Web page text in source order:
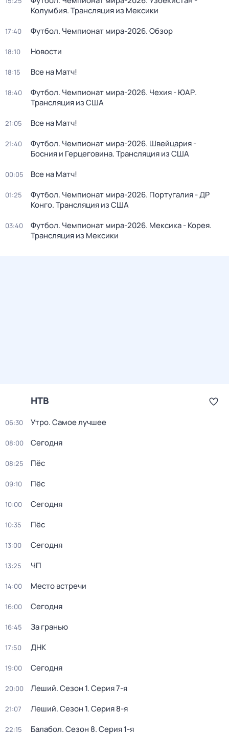
Колумбия. Трансляция из Мексики
17:40 Футбол. Чемпионат мира-2026. Обзор
18:10 Новости
18:15 Все на Матч!
18:40
Футбол. Чемпионат мира-2026. Чехия - ЮАР.
Трансляция из США
21:05 Все на Матч!
21:40
Футбол. Чемпионат мира-2026. Швейцария -
Босния и Герцеговина. Трансляция из США
00:05 Все на Матч!
01:25
Футбол. Чемпионат мира-2026. Португалия - ДР
Конго. Трансляция из США
03:40
Футбол. Чемпионат мира-2026. Мексика - Корея.
Трансляция из Мексики
НТВ
06:30 Утро. Самое лучшее
08:00 Сегодня
08:25 Пёс
09:10 Пёс
10:00 Сегодня
10:35 Пёс
13:00 Сегодня
13:25 ЧП
14:00 Место встречи
16:00 Сегодня
16:45 За гранью
17:50 ДНК
19:00 Сегодня
20:00 Леший. Сезон 1. Серия 7-я
21:07 Леший. Сезон 1. Серия 8-я
22:15 Балабол. Сезон 8. Серия 1-я